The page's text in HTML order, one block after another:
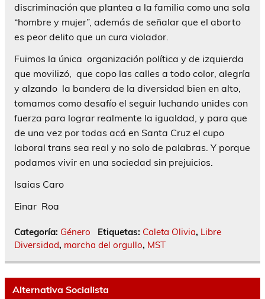
discriminación que plantea a la familia como una sola
“hombre y mujer”, además de señalar que el aborto
es peor delito que un cura violador.
Fuimos la única organización política y de izquierda
que movilizó, que copo las calles a todo color, alegría
y alzando la bandera de la diversidad bien en alto,
tomamos como desafío el seguir luchando unides con
fuerza para lograr realmente la igualdad, y para que
de una vez por todas acá en Santa Cruz el cupo
laboral trans sea real y no solo de palabras. Y porque
podamos vivir en una sociedad sin prejuicios.
Isaias Caro
Einar Roa
Categoría: Género Etiquetas: Caleta Olivia, Libre
Diversidad, marcha del orgullo, MST
Alternativa Socialista